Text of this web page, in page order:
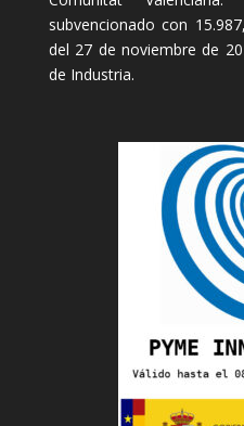
subvencionado con
del 27 de noviembre de
de Industria.